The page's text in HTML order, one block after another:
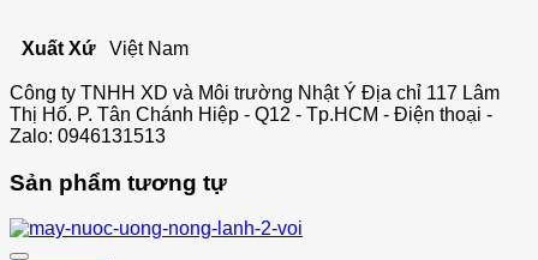
Xuất Xứ Việt Nam
Công ty TNHH XD và Môi trường Nhật Ý Địa chỉ 117 Lâm
Thị Hố. P. Tân Chánh Hiệp - Q12 - Tp.HCM - Điện thoại -
Zalo: 0946131513
Sản phẩm tương tự